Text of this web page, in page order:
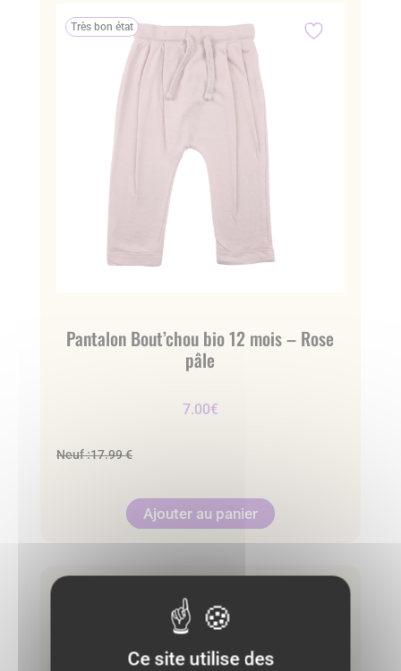
Très bon état
Pantalon Bout’chou bio 12 mois – Rose
pâle
7.00€
Neuf :17.99 €
Ajouter au panier
Ce site utilise des